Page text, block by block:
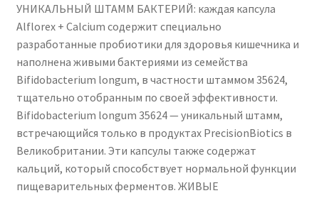
Longum
Bacteria
Strain
35624
+
Calcium
-
Bacterial
Cultures
-
30
УНИКАЛЬНЫЙ ШТАММ БАКТЕРИЙ: каждая капсула
Alflorex + Calcium содержит специально
разработанные пробиотики для здоровья кишечника и
наполнена живыми бактериями из семейства
Bifidobacterium longum, в частности штаммом 35624,
тщательно отобранным по своей эффективности.
Bifidobacterium longum 35624 — уникальный штамм,
встречающийся только в продуктах PrecisionBiotics в
Великобритании. Эти капсулы также содержат
кальций, который способствует нормальной функции
пищеварительных ферментов. ЖИВЫЕ